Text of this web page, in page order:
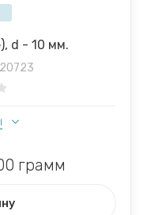
d - 10 мм.
грамм